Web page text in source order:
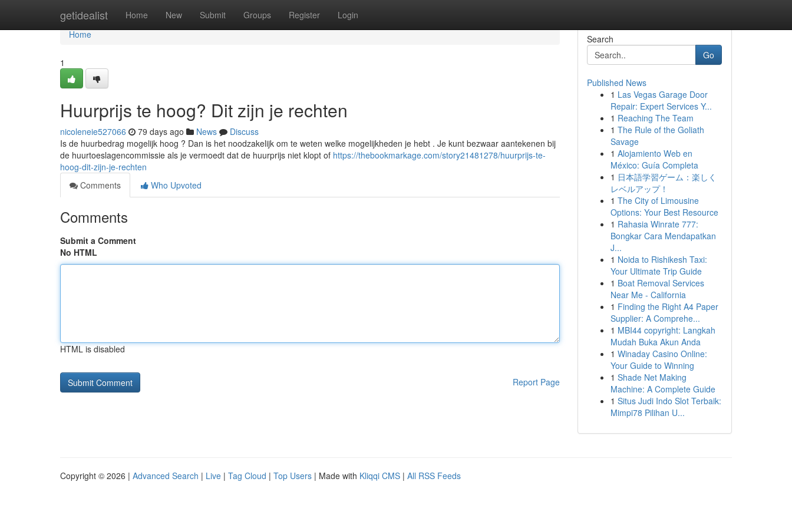
getidealist Home New Submit Groups Register Login
Home
Home
1
Huurprijs te hoog? Dit zijn je rechten
nicoleneie527066 79 days ago News
Discuss
Is de huurbedrag mogelijk hoog ? Dan is het noodzakelijk om te weten welke mogelijkheden je hebt . Je kunt bezwaar aantekenen bij
de huurtoeslagencommissie als je vermoedt dat de huurprijs niet klopt of https://thebookmarkage.com/story21481278/huurprijs-te-
hoog-dit-zijn-je-rechten
Comments
Who Upvoted
Comments
Submit a Comment
No HTML
HTML is disabled
Report Page
Search
Go
Published News
1 Las Vegas Garage Door
Repair: Expert Services Y...
1 Reaching The Team
1 The Rule of the Goliath
Savage
1 Alojamiento Web en
México: Guía Completa
1 日本語学習ゲーム：楽しく
レベルアップ！
1 The City of Limousine
Options: Your Best Resource
1 Rahasia Winrate 777:
Bongkar Cara Mendapatkan
J...
1 Noida to Rishikesh Taxi:
Your Ultimate Trip Guide
1 Boat Removal Services
Near Me - California
1 Finding the Right A4 Paper
Supplier: A Comprehe...
1 MBI44 copyright: Langkah
Mudah Buka Akun Anda
1 Winaday Casino Online:
Your Guide to Winning
1 Shade Net Making
Machine: A Complete Guide
1 Situs Judi Indo Slot Terbaik:
Mimpi78 Pilihan U...
Copyright © 2026 | Advanced Search | Live | Tag Cloud | Top Users | Made with Kliqqi CMS | All RSS Feeds